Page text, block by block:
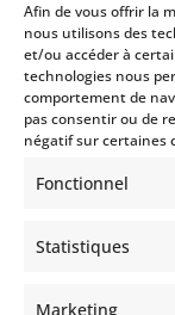
Afin de vous offrir la
nous utilisons des
et/ou accéder à
technologies nous
comportement de
pas consentir ou de
négatif sur certaines
Fonctionnel
Statistiques
Marketing
Si vous
des
que
de nos